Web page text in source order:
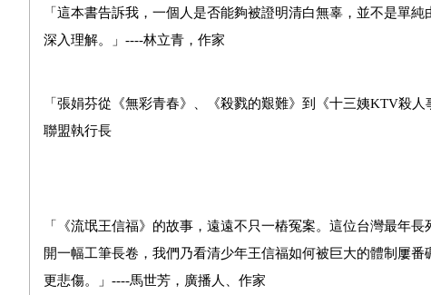
「 這本書告訴我，一個人是否能夠被證明清白無辜，並不是單
深入理解。
」----林立青，作家
「 張娟芬從 《無彩青春》、《殺戮的艱難》到《十三姨KTV殺
聯盟執行長
「《流氓王信福》的故事，遠遠不只一樁冤案。這位台灣最年
開一幅工筆長卷，我們乃看清少年王信福如何被巨大的體制屢
更悲傷。」 ----馬世芳，廣播人、作家